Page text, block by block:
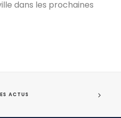
dans les prochaines
ACTUS